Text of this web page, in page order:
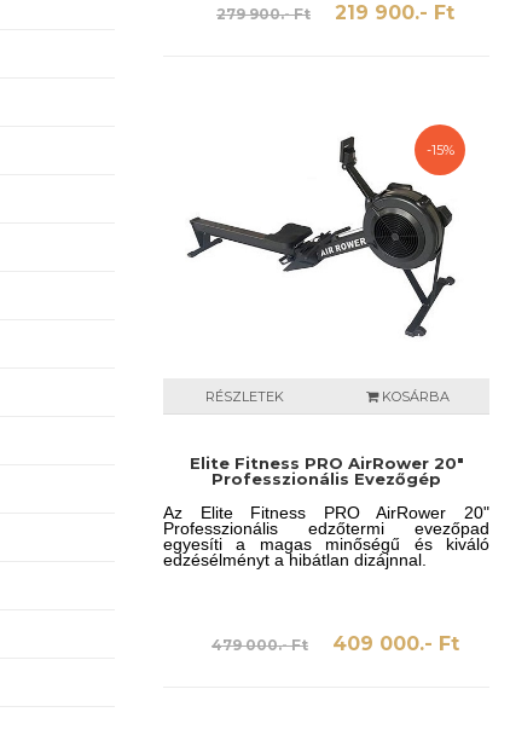
tudjuk dolgoztatni, mind izomzatunkat,
mind szív- érrendszerünket.
279 900.- Ft 219 900.- Ft
-15%
RÉSZLETEK KOSÁRBA
Elite Fitness PRO AirRower 20"
Professzionális Evezőgép
Az Elite Fitness PRO AirRower 20"
Professzionális edzőtermi evezőpad
egyesíti a magas minőségű és kiváló
edzésélményt a hibátlan dizájnnal.
479 000.- Ft 409 000.- Ft